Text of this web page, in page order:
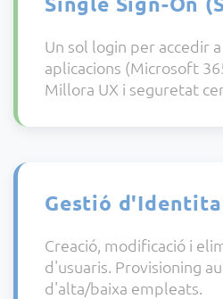
Un sol login per accedir
aplicacions (Microsoft
Millora UX i seguretat
Gestió
Creació, modificació i
d'usuaris. Provisioning
d'alta/baixa empleats.